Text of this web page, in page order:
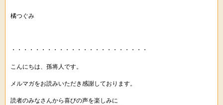
橘つぐみ
・・・・・・・・・・・・・・・・・・・・・・・
こんにちは、孫将人です。
メルマガをお読みいただき感謝しております。
読者のみなさんから喜びの声を楽しみに